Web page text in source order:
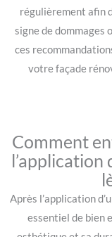
régulièrement afin
signe de dommages
ces
votre façade
Comment
l’application
Après l’application
essentiel de bien